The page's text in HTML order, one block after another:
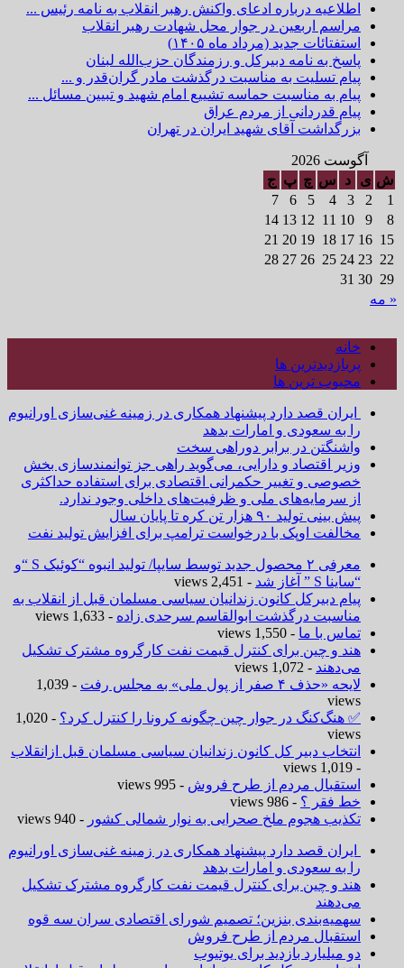
اطلاعیه درباره ادعای واکنش رهبر انقلاب به نامه رئیس ...
مراسم اربعین در جوار محل شهادت رهبر انقلاب
استفتائات جدید (مرداد ماه ۱۴۰۵)
پاسخ به نامه دبیرکل و رزمندگان حزب‌الله لبنان
پیام تسلیت به مناسبت درگذشت مادر گران‌قدر و ...
پیام به مناسبت حماسه تشییع امام شهید و تبیین مسائل ...
پیام قدردانی از مردم عراق
بزرگداشت آقای شهید ایران در تهران
آگوست 2026
ش ی د س چ پ ج
1
2
3
4
5
6
7
8
9
10
11
12
13
14
15
16
17
18
19
20
21
22
23
24
25
26
27
28
29
30
31
« مه
خانه
پربازدیدترین ها
محبوب ترین ها
ایران قصد دارد پیشنهاد همکاری در زمینه غنی‌سازی اورانیوم
را به سعودی و امارات بدهد
واشنگتن در برابر دوراهی سخت
وزیر اقتصاد و دارایی، می‌گوید راهی جز توانمندسازی بخش
خصوصی و تغییر حکمرانی اقتصادی برای استفاده حداکثری
از سرمایه‌های ملی و ظرفیت‌های داخلی وجود ندارد.
پیش بینی تولید ۹۰ هزار تن کره تا پایان سال
مخالفت اوپک با درخواست ترامپ برای افزایش تولید نفت
معرفی ۲ محصول جدید توسط سایپا/ تولید انبوه “کوئیک S “و
“ساینا S ” آغاز شد
- 2,451 views
پیام دبیرکل کانون زندانیان سیاسی مسلمان قبل از انقلاب به
مناسبت درگذشت ابوالقاسم سرحدی زاده - 1,633 views
تماس با ما - 1,550 views
هند و چین برای کنترل قیمت نفت کارگروه مشترک تشکیل
می‌دهند - 1,072 views
لایحه «حذف ۴ صفر از پول ملی» به مجلس رفت
- 1,039
views
✅ هنگ‌کنگ در جوار چین چگونه کرونا را کنترل کرد؟
- 1,020
views
انتخاب دبیر کل کانون زندانیان سیاسی مسلمان قبل ازانقلاب
- 1,019 views
استقبال مردم از طرح فروش - 995 views
خط فقر ؟ - 986 views
تکذیب هجوم ملخ صحرایی به نوار شمالی کشور - 940 views
ایران قصد دارد پیشنهاد همکاری در زمینه غنی‌سازی اورانیوم
را به سعودی و امارات بدهد
هند و چین برای کنترل قیمت نفت کارگروه مشترک تشکیل
می‌دهند
سهمیه‌بندی بنزین؛ تصمیم شورای اقتصادی سران سه قوه
استقبال مردم از طرح فروش
دو میلیارد بازدید برای یوتیوب